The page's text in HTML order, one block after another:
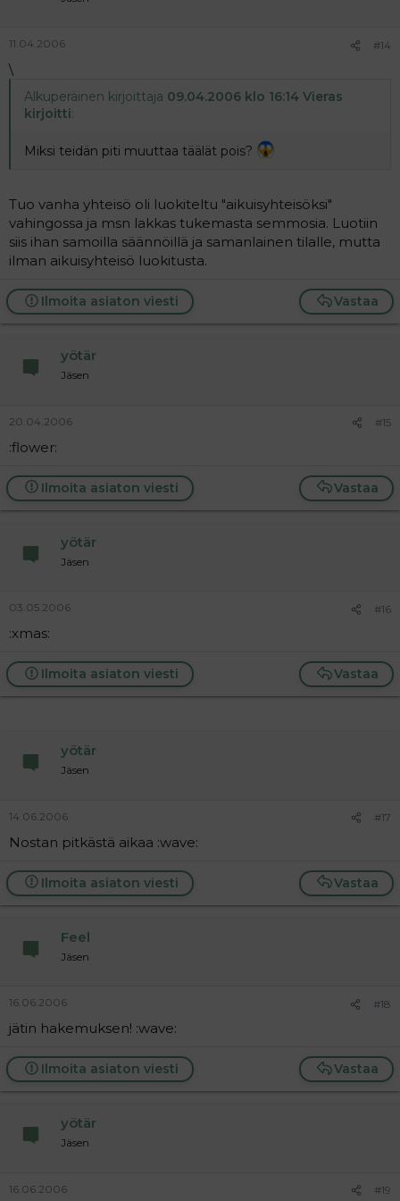
11.04.2006 #14
\
Alkuperäinen kirjoittaja 09.04.2006 klo 16:14 Vieras
kirjoitti:
Miksi teidän piti muuttaa täälät pois?
Tuo vanha yhteisö oli luokiteltu "aikuisyhteisöksi"
vahingossa ja msn lakkas tukemasta semmosia. Luotiin
siis ihan samoilla säännöillä ja samanlainen tilalle, mutta
ilman aikuisyhteisö luokitusta.
Vastaa
Ilmoita asiaton viesti
yötär
Jäsen
20.04.2006 #15
:flower:
Vastaa
Ilmoita asiaton viesti
yötär
Jäsen
03.05.2006 #16
:xmas:
Vastaa
Ilmoita asiaton viesti
yötär
Jäsen
14.06.2006 #17
Nostan pitkästä aikaa :wave:
Vastaa
Ilmoita asiaton viesti
Feel
Jäsen
16.06.2006 #18
jätin hakemuksen! :wave:
Vastaa
Ilmoita asiaton viesti
yötär
Jäsen
16.06.2006 #19